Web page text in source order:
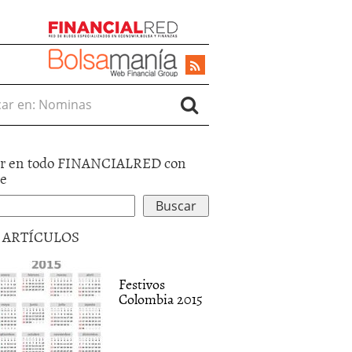
en:
en todo FINANCIALRED con
ARTÍCULOS
Festivos
Colombia 2015